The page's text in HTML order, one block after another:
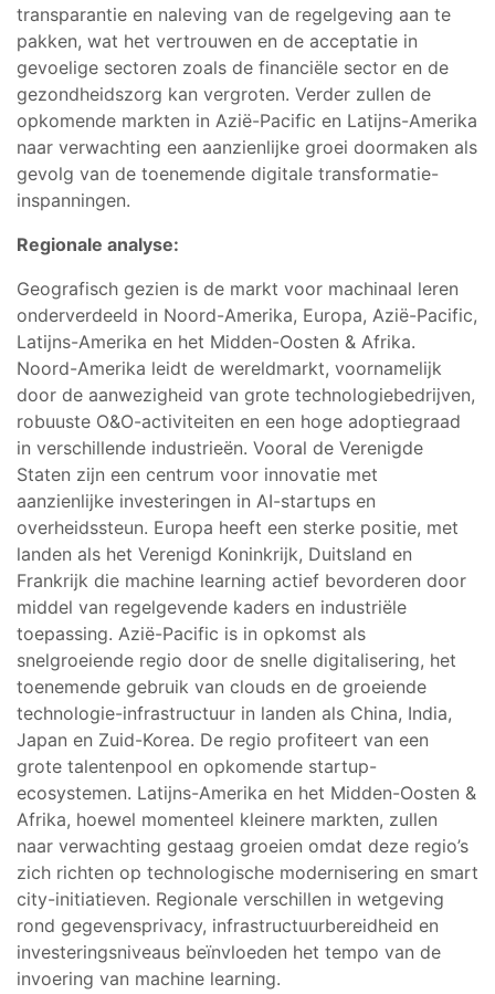
transparantie en naleving van de regelgeving aan te
pakken, wat het vertrouwen en de acceptatie in
gevoelige sectoren zoals de financiële sector en de
gezondheidszorg kan vergroten. Verder zullen de
opkomende markten in Azië-Pacific en Latijns-Amerika
naar verwachting een aanzienlijke groei doormaken als
gevolg van de toenemende digitale transformatie-
inspanningen.
Regionale analyse:
Geografisch gezien is de markt voor machinaal leren
onderverdeeld in Noord-Amerika, Europa, Azië-Pacific,
Latijns-Amerika en het Midden-Oosten & Afrika.
Noord-Amerika leidt de wereldmarkt, voornamelijk
door de aanwezigheid van grote technologiebedrijven,
robuuste O&O-activiteiten en een hoge adoptiegraad
in verschillende industrieën. Vooral de Verenigde
Staten zijn een centrum voor innovatie met
aanzienlijke investeringen in AI-startups en
overheidssteun. Europa heeft een sterke positie, met
landen als het Verenigd Koninkrijk, Duitsland en
Frankrijk die machine learning actief bevorderen door
middel van regelgevende kaders en industriële
toepassing. Azië-Pacific is in opkomst als
snelgroeiende regio door de snelle digitalisering, het
toenemende gebruik van clouds en de groeiende
technologie-infrastructuur in landen als China, India,
Japan en Zuid-Korea. De regio profiteert van een
grote talentenpool en opkomende startup-
ecosystemen. Latijns-Amerika en het Midden-Oosten &
Afrika, hoewel momenteel kleinere markten, zullen
naar verwachting gestaag groeien omdat deze regio’s
zich richten op technologische modernisering en smart
city-initiatieven. Regionale verschillen in wetgeving
rond gegevensprivacy, infrastructuurbereidheid en
investeringsniveaus beïnvloeden het tempo van de
invoering van machine learning.